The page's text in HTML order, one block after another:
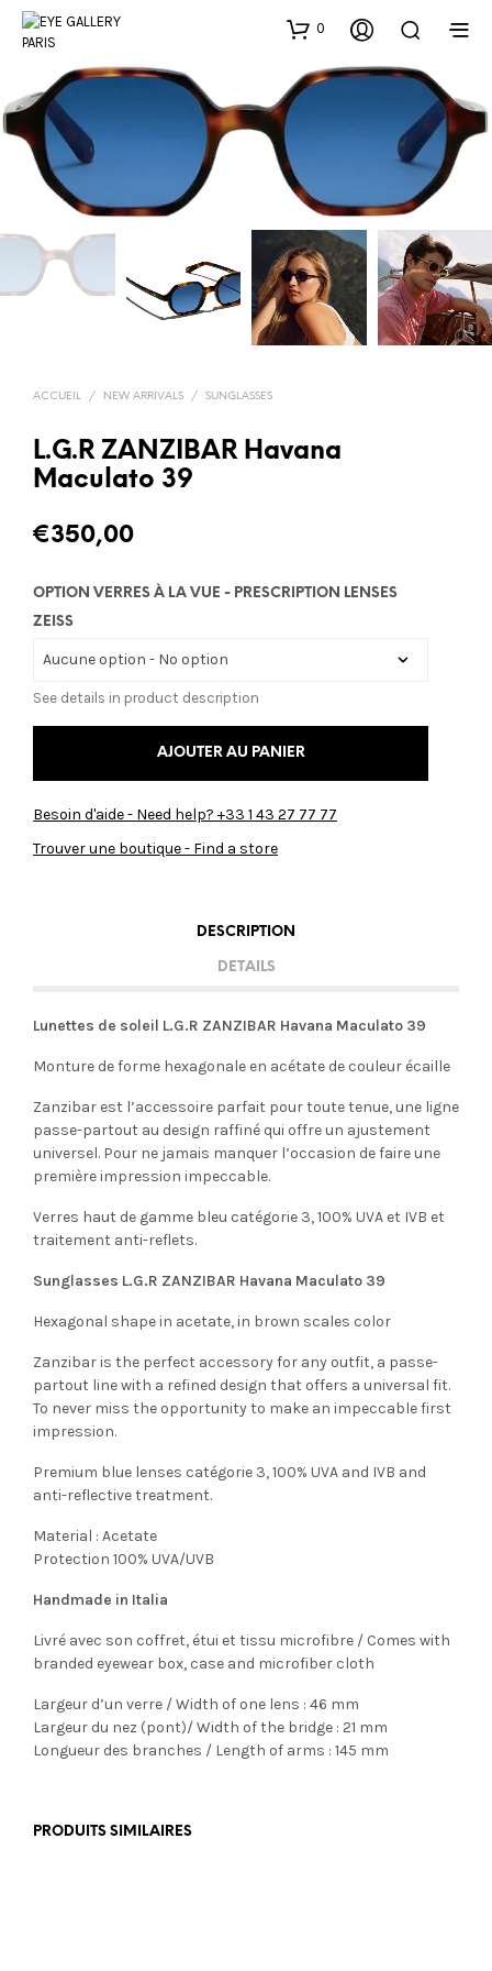
0
ACCUEIL / NEW ARRIVALS / SUNGLASSES
L.G.R ZANZIBAR Havana
Maculato 39
€350,00
OPTION VERRES À LA VUE - PRESCRIPTION LENSES
ZEISS
See details in product description
AJOUTER AU PANIER
Besoin d'aide - Need help? +33 1 43 27 77 77
Trouver une boutique - Find a store
DESCRIPTION
DETAILS
Lunettes de soleil L.G.R ZANZIBAR Havana Maculato 39
Monture de forme hexagonale en acétate de couleur écaille
Zanzibar est l’accessoire parfait pour toute tenue, une ligne
passe-partout au design raffiné qui offre un ajustement
universel. Pour ne jamais manquer l’occasion de faire une
première impression impeccable.
Verres haut de gamme bleu catégorie 3, 100% UVA et IVB et
traitement anti-reflets.
Sunglasses L.G.R ZANZIBAR Havana Maculato 39
Hexagonal shape in acetate, in brown scales color
Zanzibar is the perfect accessory for any outfit, a passe-
partout line with a refined design that offers a universal fit.
To never miss the opportunity to make an impeccable first
impression.
Premium blue lenses catégorie 3, 100% UVA and IVB and
anti-reflective treatment.
Material : Acetate
Protection 100% UVA/UVB
Handmade in Italia
Livré avec son coffret, étui et tissu microfibre / Comes with
branded eyewear box, case and microfiber cloth
Largeur d’un verre / Width of one lens : 46 mm
Largeur du nez (pont)/ Width of the bridge : 21 mm
Longueur des branches / Length of arms : 145 mm
PRODUITS SIMILAIRES